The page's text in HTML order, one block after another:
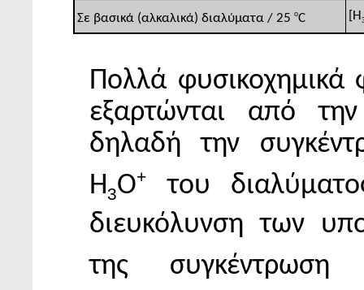
Σε βασικά (αλκαλικά) διαλύματα / 25 οC [Η
Πολλά φυσικοχημικά
εξαρτώνται από
δηλαδή την
Η3Ο+
του
διευκόλυνση των
της